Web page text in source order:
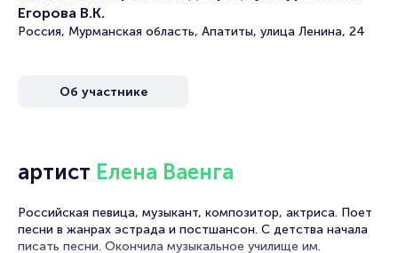
Билеты на концерт Елены Ваенги
Среднее время на покупку билета здесь начиная с выбора
Спешите купить их, пока они есть в наличии.
Подробнее о том, как вернуть, сдать или продать билет
Егорова В.К.
Россия, Мурманская область, Апатиты, улица Ленина, 24
Об участнике
артист Елена Ваенга
Российская певица, музыкант, композитор, актриса. Поет
песни в жанрах эстрада и постшансон. С детства начала
писать песни. Окончила музыкальное училище им.